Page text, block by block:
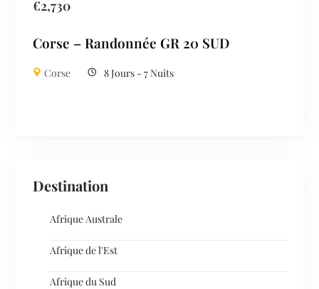
€2,730
Corse – Randonnée GR 20 SUD
Corse 8 Jours - 7 Nuits
Destination
Afrique Australe
Afrique de l'Est
Afrique du Sud